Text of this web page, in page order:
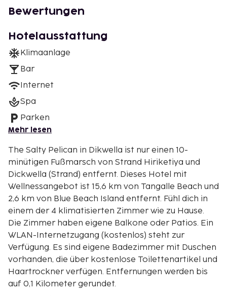
Bewertungen
Hotelausstattung
Klimaanlage
Bar
Internet
Spa
Parken
Mehr lesen
The Salty Pelican in Dikwella ist nur einen 10-
minütigen Fußmarsch von Strand Hiriketiya und
Dickwella (Strand) entfernt. Dieses Hotel mit
Wellnessangebot ist 15,6 km von Tangalle Beach und
2,6 km von Blue Beach Island entfernt. Fühl dich in
einem der 4 klimatisierten Zimmer wie zu Hause.
Die Zimmer haben eigene Balkone oder Patios. Ein
WLAN-Internetzugang (kostenlos) steht zur
Verfügung. Es sind eigene Badezimmer mit Duschen
vorhanden, die über kostenlose Toilettenartikel und
Haartrockner verfügen. Entfernungen werden bis
auf 0,1 Kilometer gerundet.